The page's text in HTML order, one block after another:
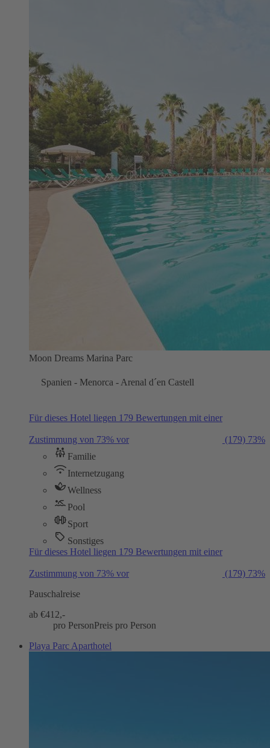
Moon Dreams Marina Parc
Spanien - Menorca - Arenal d´en Castell
Für dieses Hotel liegen 179 Bewertungen mit einer
Zustimmung von 73% vor (179) 73%
Familie
Internetzugang
Wellness
Pool
Sport
Sonstiges
Für dieses Hotel liegen 179 Bewertungen mit einer
Zustimmung von 73% vor (179) 73%
Pauschalreise
ab €412,-
pro PersonPreis pro Person
Playa Parc Aparthotel